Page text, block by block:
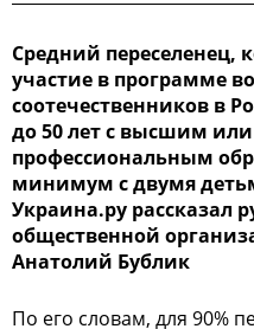
Средний переселенец,
участие в программе
соотечественников в
до 50 лет с высшим
профессиональным
минимум с двумя
Украина.ру рассказал
общественной
Анатолий Бублик
По его словам, для 90%